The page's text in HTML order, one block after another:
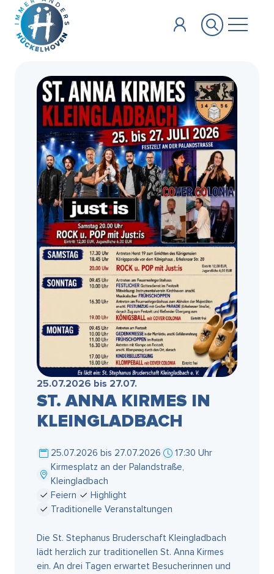
Zum Hauptinhalt springen
25.07.2026 bis 27.07.
ST. ANNA KIRMES IN
KLEINGLADBACH
25.07.2026 bis 27.07.2026
17:30 Uhr
Kirmesplatz an der Palandstraße,
Kleingladbach
Feiern
Highlight
Traditionelle Veranstaltungen
Die St. Stephanus Bruderschaft Kleingladbach
lädt herzlich zur traditionellen St. Anna Kirmes
ein. An drei Tagen erwartet Besucherinnen und